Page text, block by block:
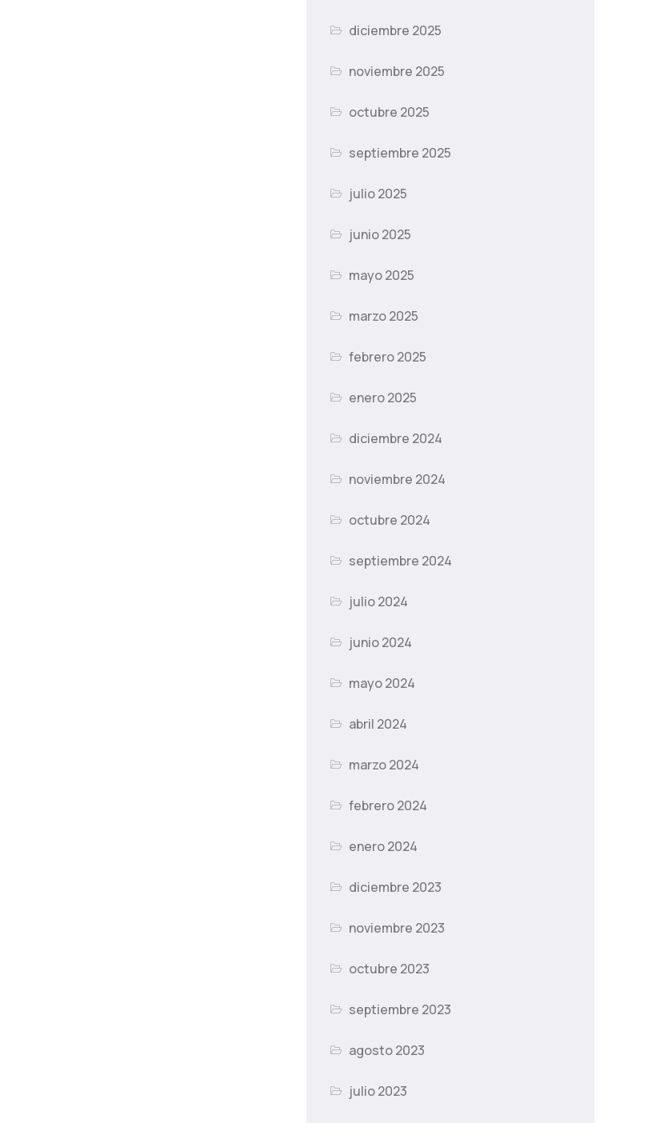
diciembre 2025
noviembre 2025
octubre 2025
septiembre 2025
julio 2025
junio 2025
mayo 2025
marzo 2025
febrero 2025
enero 2025
diciembre 2024
noviembre 2024
octubre 2024
septiembre 2024
julio 2024
junio 2024
mayo 2024
abril 2024
marzo 2024
febrero 2024
enero 2024
diciembre 2023
noviembre 2023
octubre 2023
septiembre 2023
agosto 2023
julio 2023